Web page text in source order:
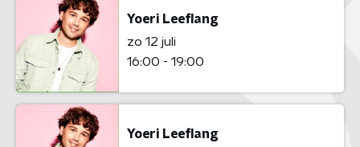
Yoeri Leeflang
zo 12 juli
16:00 - 19:00
Yoeri Leeflang